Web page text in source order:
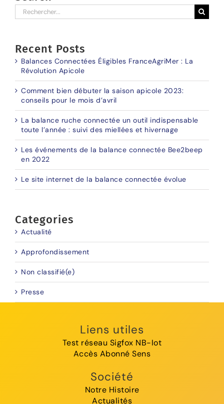
Rechercher:
Recent Posts
Balances Connectées Éligibles FranceAgriMer : La
Révolution Apicole
Comment bien débuter la saison apicole 2023:
conseils pour le mois d’avril
La balance ruche connectée un outil indispensable
toute l’année : suivi des miellées et hivernage
Les événements de la balance connectée Bee2beep
en 2022
Le site internet de la balance connectée évolue
Categories
Actualité
Approfondissement
Non classifié(e)
Presse
Liens utiles
Test réseau Sigfox NB-Iot
Accès Abonné Sens
Société
Notre Histoire
Actualités